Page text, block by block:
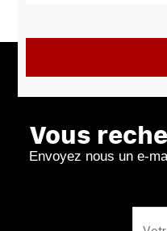
Vous
Envoyez nous un e-